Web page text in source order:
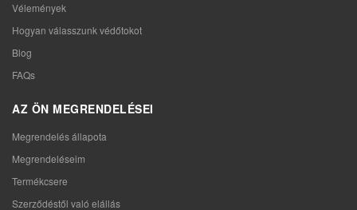
Vélemények
Hogyan válasszunk védőtokot
Blog
FAQs
AZ ÖN MEGRENDELÉSEI
Megrendelés állapota
Megrendeléseim
Termékcsere
Szerződéstől való elállás